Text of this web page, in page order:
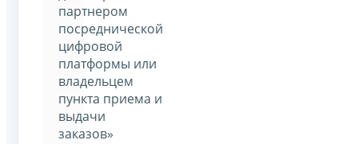
партнером
посреднической
цифровой
платформы или
владельцем
пункта приема и
выдачи
заказов»